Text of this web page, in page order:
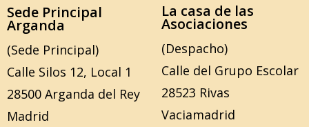
Sede Principal
Arganda
(Sede Principal)
Calle Silos 12, Local 1
28500 Arganda del Rey
Madrid
La casa de las
Asociaciones
(Despacho)
Calle del Grupo Escolar
28523 Rivas
Vaciamadrid